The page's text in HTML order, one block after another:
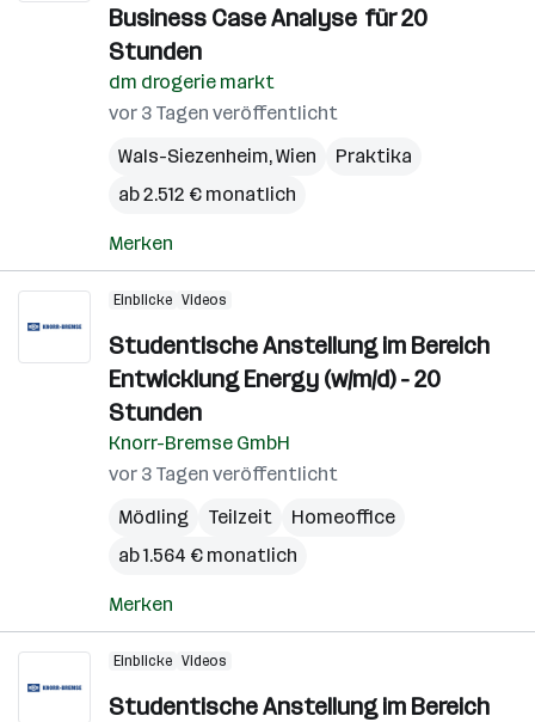
Business Case Analyse für 20
Stunden
dm drogerie markt
vor 3 Tagen veröffentlicht
Wals-Siezenheim,Wien
Praktika
ab 2.512 € monatlich
Merken
Einblicke Videos
Studentische Anstellung im Bereich
Entwicklung Energy (w/m/d) - 20
Stunden
Knorr-Bremse GmbH
vor 3 Tagen veröffentlicht
Mödling
Teilzeit
Homeoffice
ab 1.564 € monatlich
Merken
Einblicke Videos
Studentische Anstellung im Bereich